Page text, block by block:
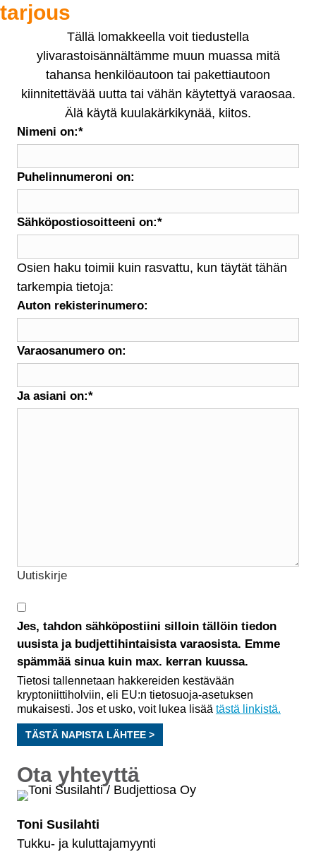
tarjous
Tällä lomakkeella voit tiedustella
ylivarastoisännältämme muun muassa mitä
tahansa henkilöautoon tai pakettiautoon
kiinnitettävää uutta tai vähän käytettyä varaosaa.
Älä käytä kuulakärkikynää, kiitos.
Nimeni on:*
Puhelinnumeroni on:
Sähköpostiosoitteeni on:*
Osien haku toimii kuin rasvattu, kun täytät tähän
tarkempia tietoja:
Auton rekisterinumero:
Varaosanumero on:
Ja asiani on:*
Uutiskirje
Jes, tahdon sähköpostiini silloin tällöin tiedon
uusista ja budjettihintaisista varaosista. Emme
spämmää sinua kuin max. kerran kuussa.
Tietosi tallennetaan hakkereiden kestävään
kryptoniittiholviin, eli EU:n tietosuoja-asetuksen
mukaisesti. Jos et usko, voit lukea lisää tästä linkistä.
TÄSTÄ NAPISTA LÄHTEE >
Ota yhteyttä
Toni Susilahti
Tukku- ja kuluttajamyynti